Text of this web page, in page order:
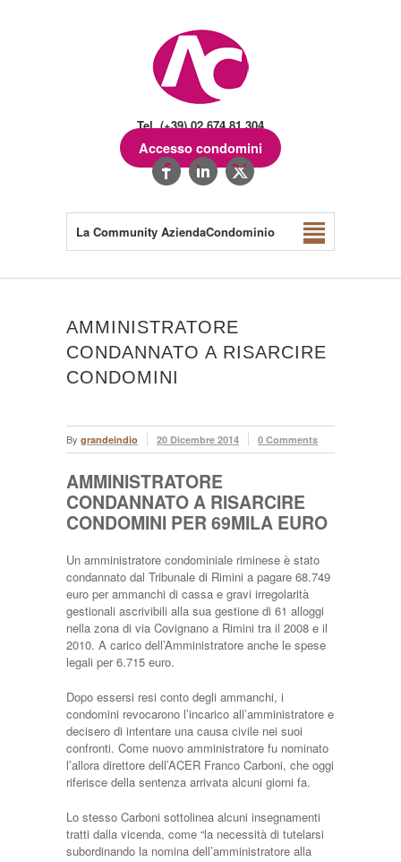
Tel. (+39) 02.674.81.304
Accesso condomini
La Community AziendaCondominio
AMMINISTRATORE
CONDANNATO A RISARCIRE
CONDOMINI
By grandeindio 20 Dicembre 2014 0 Comments
AMMINISTRATORE
CONDANNATO A RISARCIRE
CONDOMINI PER 69MILA EURO
Un amministratore condominiale riminese è stato
condannato dal Tribunale di Rimini a pagare 68.749
euro per ammanchi di cassa e gravi irregolarità
gestionali ascrivibili alla sua gestione di 61 alloggi
nella zona di via Covignano a Rimini tra il 2008 e il
2010. A carico dell’Amministratore anche le spese
legali per 6.715 euro.
Dopo essersi resi conto degli ammanchi, i
condomini revocarono l’incarico all’amministratore e
decisero di intentare una causa civile nei suoi
confronti. Come nuovo amministratore fu nominato
l’allora direttore dell’ACER Franco Carboni, che oggi
riferisce della sentenza arrivata alcuni giorni fa.
Lo stesso Carboni sottolinea alcuni insegnamenti
tratti dalla vicenda, come “la necessità di tutelarsi
subordinando la nomina dell’amministratore alla